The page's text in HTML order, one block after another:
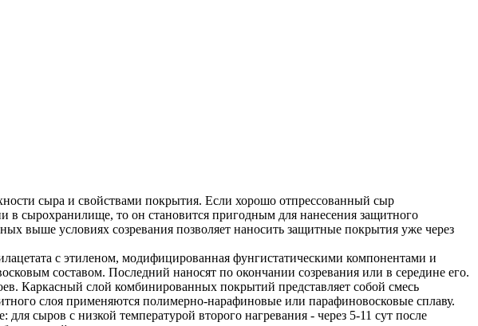
сыра и свойствами покрытия. Если хорошо отпрессованный сыр
сырохранилище, то он становится пригодным для нанесения защитного
выше условиях созревания позволяет наносить защитные покрытия уже через
с этиленом, модифицированная фунгистатическими компонентами и
составом. Последний наносят по окончании созревания или в середине его.
Каркасный слой комбинированных покрытий представляет собой смесь
слоя применяются полимерно-нарафиновые или парафиновосковые сплаву.
сыров с низкой температурой второго нагревания - через 5-11 сут после